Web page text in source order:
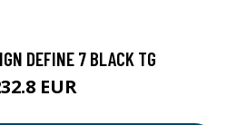
DEFINE 7 BLACK TG
EUR